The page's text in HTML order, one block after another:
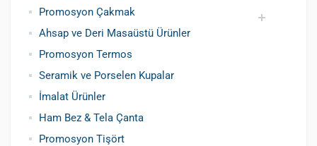
Promosyon Çakmak
Siboplu Çakmak
Manyetolu Çakmak
Ahsap ve Deri Masaüstü Ürünler
Promosyon Termos
Seramik ve Porselen Kupalar
İmalat Ürünler
Ham Bez & Tela Çanta
Promosyon Tişört